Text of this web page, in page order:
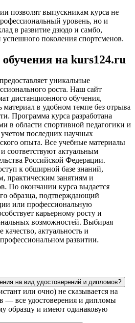
позволят выпускникам курса не
уровень, но и
в развитие дзюдо и самбо,
успешного поколения спортсменов.
на kurs124.ru
уникальные
роста. Наш сайт
дистанционного обучения,
в удобном темпе без отрыва
Программа курса разработана
в области спортивной педагогики и
последних научных
опыта. Все учебные материалы
соответствуют актуальным
Российской Федерации.
к обширной базе знаний,
практическим занятиям и
По окончании курса выдается
образца, подтверждающий
или профессиональную
карьерному росту и
возможностей. Выбирая
актуальность и
развитии.
на вид удостоверений и дипломов?
или очно) не сказывается на
— все удостоверения и дипломы
образцу и имеют одинаковую